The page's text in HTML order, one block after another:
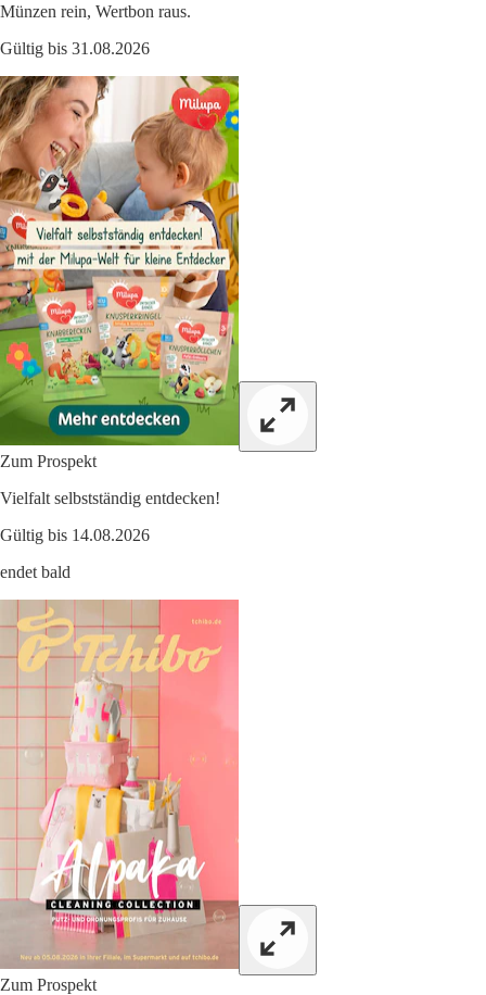
Münzen rein, Wertbon raus.
Gültig bis 31.08.2026
Zum Prospekt
Vielfalt selbstständig entdecken!
Gültig bis 14.08.2026
endet bald
Zum Prospekt